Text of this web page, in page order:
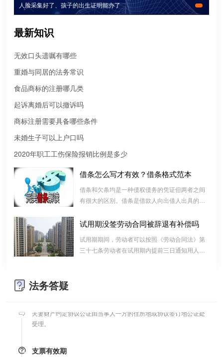
人脸采集好了、孩子的出生证明能办了
最新知识
无效口头遗嘱有哪些
重婚与同居的法务常识
食品商标的注册哪几类
起诉离婚后可以撤诉吗
商标注册需要具备哪些条件
未婚生子可以上户口吗
2020年职工工伤保险报销比例是多少
借条怎么写才有效？借条格式范本
借条和欠条均是一种债权债务的凭证但两者之间
有很大的区别。借条是借款人向出借人出具的借
系，而欠条是双方基于以前的经济往来而进行结
往来的结算，仅是代表一种纯粹的债权债务关系
并不代表借款合同关系。因此借款时宜写“借
试用期没签劳动合同被辞退有补偿吗
试用期期间，劳动者可以按照《劳动合同法》第
三十七条劳动者在试用期内提前三日通知用人单
法务答疑
微信转账凭证能证明存在借款关系吗？
出借人只提供微信转账凭证，只能证明双方的借贷关系生效，但是
婚前协议
婚前协议的主要目的是对双方各自的财产和债务范围以及权利归属
婚内财产公证在哪边公证处申请
受理。
支票有效期